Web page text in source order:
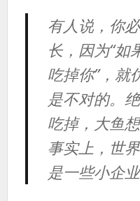
有人说，你
长，因为“如
吃掉你”，就
是不对的。
吃掉，大鱼
事实上，世
是一些小企业